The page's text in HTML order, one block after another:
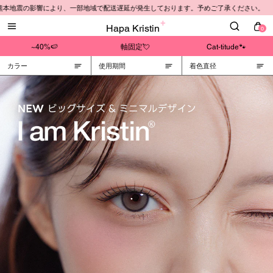
Hapa Kristin 0
~40%🍉 軸固定💘 Cat-titude🐾
震の影響により、一部地域で配送遅延が発生しております。予めご了承ください。
カラー 使用期間 着色直径